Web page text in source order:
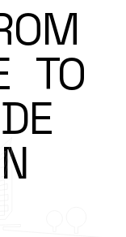
TO